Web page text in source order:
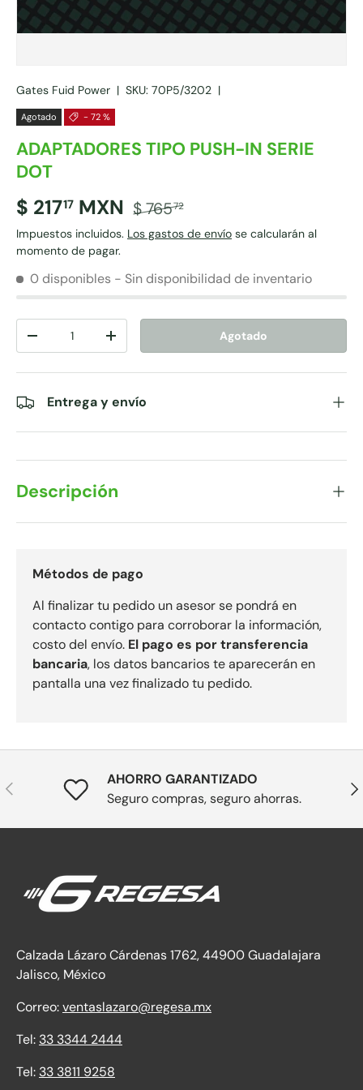
Gates Fuid Power | SKU: 70P5/3202 |
Agotado - 72 %
ADAPTADORES TIPO PUSH-IN SERIE
DOT
$ 21717 MXN $ 76572
Impuestos incluidos. Los gastos de envío se calcularán al
momento de pagar.
0 disponibles - Sin disponibilidad de inventario
-
+ Agotado
Entrega y envío
Descripción
Métodos de pago
Al finalizar tu pedido un asesor se pondrá en
contacto contigo para corroborar la información,
costo del envío. El pago es por transferencia
bancaria, los datos bancarios te aparecerán en
pantalla una vez finalizado tu pedido.
Anterior
AHORRO GARANTIZADO
Seguro compras, seguro ahorras.
Calzada Lázaro Cárdenas 1762, 44900 Guadalajara
Jalisco, México
Correo:ventaslazaro@regesa.mx
Tel: 33 3344 2444
Tel: 33 3811 9258